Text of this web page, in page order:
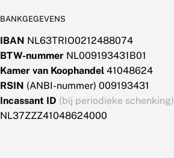
BANKGEGEVENS
IBAN NL63TRIO0212488074
BTW-nummer NL009193431B01
Kamer van Koophandel 41048624
RSIN (ANBI-nummer) 009193431
Incassant ID (bij periodieke schenking)
NL37ZZZ41048624000